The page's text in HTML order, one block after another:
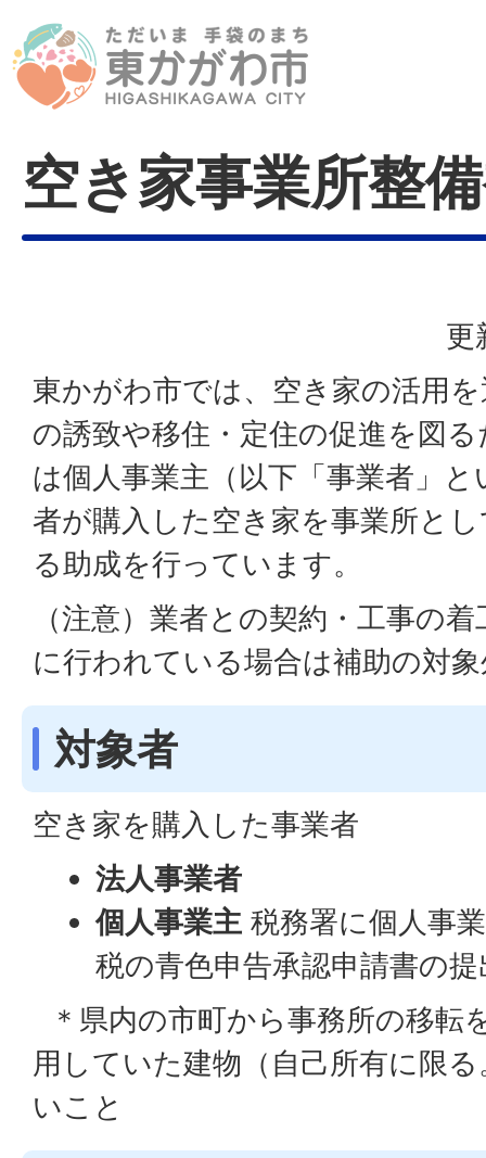
空き家事業所整
更
東かがわ市では、空き家の活用
の誘致や移住・定住の促進を図
は個人事業主（以下「事業者」
者が購入した空き家を事業所と
る助成を行っています。
（注意）業者との契約・工事の
に行われている場合は補助の対
対象者
空き家を購入した事業者
法人事業者
個人事業主 税務署に個人事
税の青色申告承認申請書の
＊県内の市町から事務所の移転
用していた建物（自己所有に限
いこと